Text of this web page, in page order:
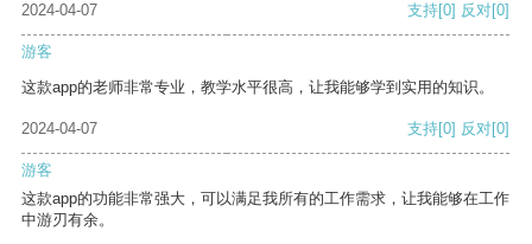
2024-04-07
支持[0] 反对[0]
游客
这款app的老师非常专业，教学水平很高，让我能够学到实用的知识。
2024-04-07 支持[0] 反对[0]
游客
这款app的功能非常强大，可以满足我所有的工作需求，让我能够在工作
中游刃有余。